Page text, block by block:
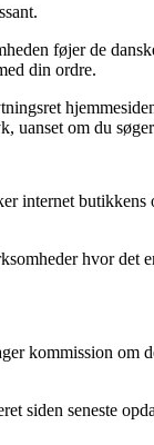
føjer de
din ordre.
uanset om du
internet
hvor det
kommission om
siden seneste